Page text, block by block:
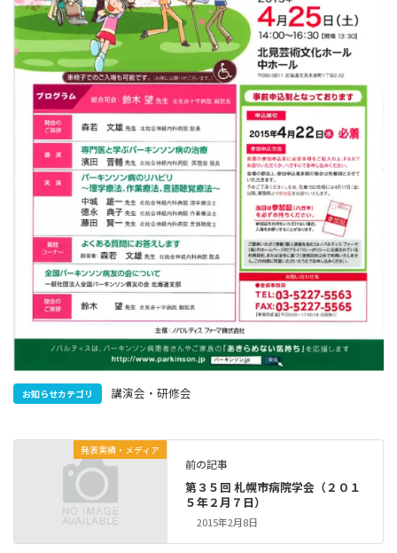
お知らせカテゴリ 講演会・研修会
発表実績・メディア
前の記事
第３５回 札幌市病院学会（２０１
５年２月７日）
2015年2月8日